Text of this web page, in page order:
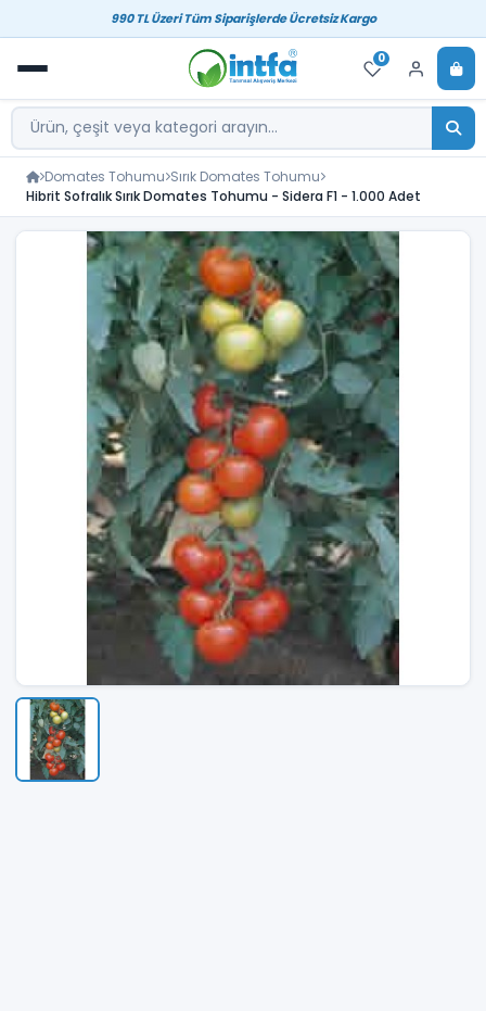
990 TL Üzeri Tüm Siparişlerde Ücretsiz Kargo
0
Domates Tohumu Sırık Domates Tohumu
Hibrit Sofralık Sırık Domates Tohumu - Sidera F1 - 1.000 Adet